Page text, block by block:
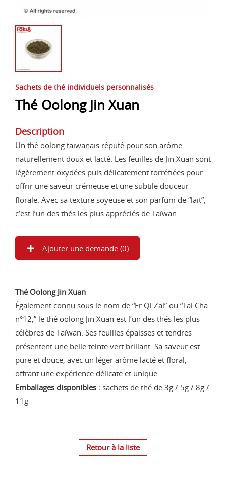
Sachets de thé individuels personnalisés
Thé Oolong Jin Xuan
Description
Un thé oolong taïwanais réputé pour son arôme
naturellement doux et lacté. Les feuilles de Jin Xuan sont
légèrement oxydées puis délicatement torréfiées pour
offrir une saveur crémeuse et une subtile douceur
florale. Avec sa texture soyeuse et son parfum de “lait”,
c’est l’un des thés les plus appréciés de Taïwan.
Ajouter une demande (0)
Thé Oolong Jin Xuan
Également connu sous le nom de “Er Qi Zai” ou “Tai Cha
n°12,” le thé oolong Jin Xuan est l’un des thés les plus
célèbres de Taïwan. Ses feuilles épaisses et tendres
présentent une belle teinte vert brillant. Sa saveur est
pure et douce, avec un léger arôme lacté et floral,
offrant une expérience délicate et unique.
Emballages disponibles : sachets de thé de 3g / 5g / 8g /
11g
Retour à la liste